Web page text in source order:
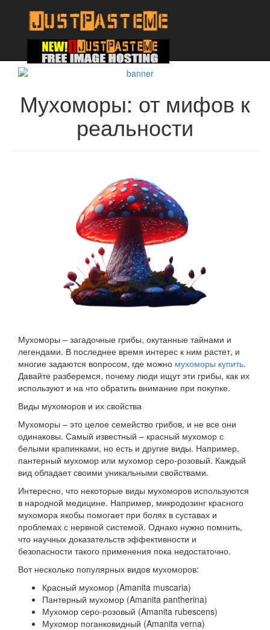
Мухоморы: от мифов к
реальности
Мухоморы – загадочные грибы, окутанные тайнами и
легендами. В последнее время интерес к ним растет, и
многие задаются вопросом, где можно мухоморы купить.
Давайте разберемся, почему люди ищут эти грибы, как их
используют и на что обратить внимание при покупке.
Виды мухоморов и их свойства
Мухоморы – это целое семейство грибов, и не все они
одинаковы. Самый известный – красный мухомор с
белыми крапинками, но есть и другие виды. Например,
пантерный мухомор или мухомор серо-розовый. Каждый
вид обладает своими уникальными свойствами.
Интересно, что некоторые виды мухоморов используются
в народной медицине. Например, микродозинг красного
мухомора якобы помогает при болях в суставах и
проблемах с нервной системой. Однако нужно помнить,
что научных доказательств эффективности и
безопасности такого применения пока недостаточно.
Вот несколько популярных видов мухоморов:
Красный мухомор (Amanita muscaria)
Пантерный мухомор (Amanita pantherina)
Мухомор серо-розовый (Amanita rubescens)
Мухомор поганковидный (Amanita verna)